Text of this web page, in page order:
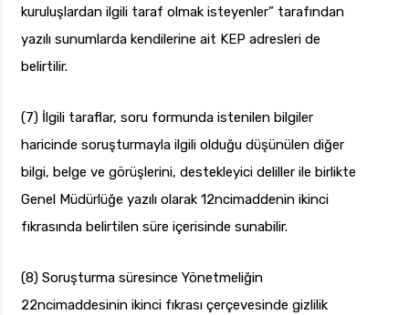
kuruluşlardan ilgili taraf olmak isteyenler” tarafından
yazılı sunumlarda kendilerine ait KEP adresleri de
belirtilir.
(7) İlgili taraflar, soru formunda istenilen bilgiler
haricinde soruşturmayla ilgili olduğu düşünülen diğer
bilgi, belge ve görüşlerini, destekleyici deliller ile birlikte
Genel Müdürlüğe yazılı olarak 12ncimaddenin ikinci
fıkrasında belirtilen süre içerisinde sunabilir.
(8) Soruşturma süresince Yönetmeliğin
22ncimaddesinin ikinci fıkrası çerçevesinde gizlilik